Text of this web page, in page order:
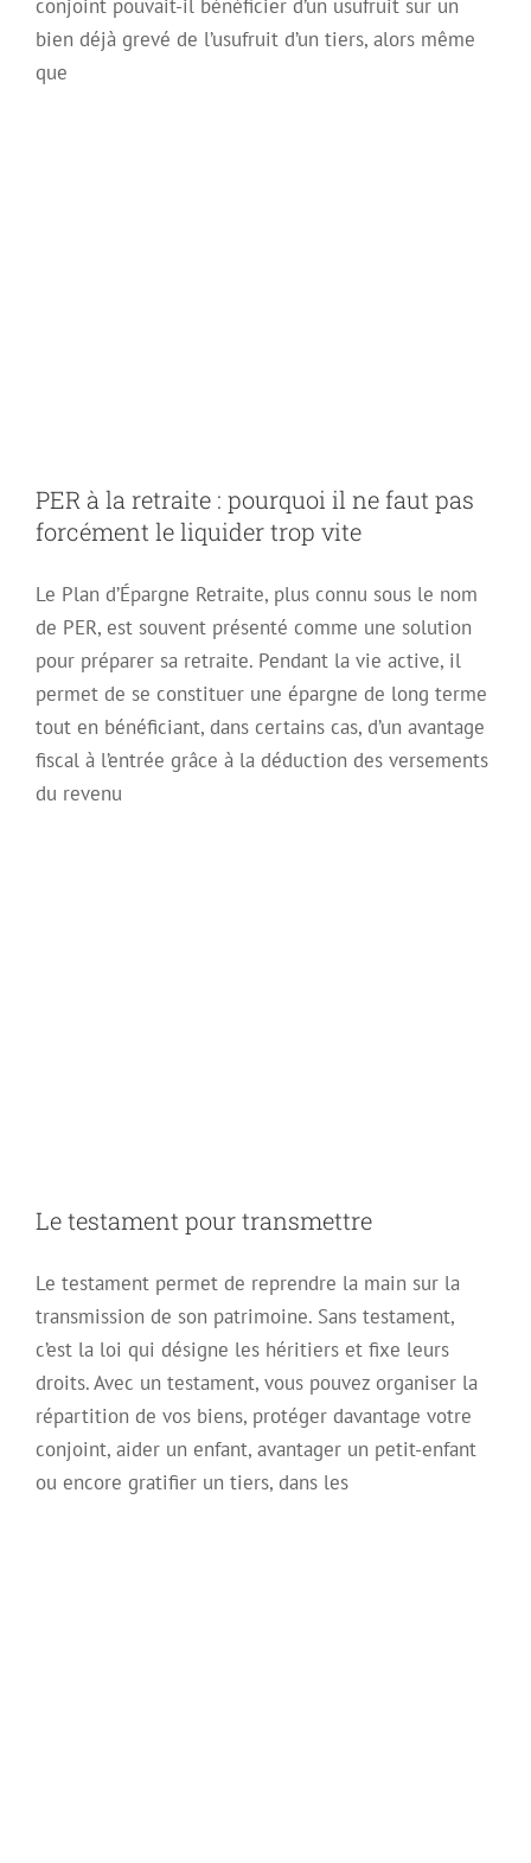
conjoint pouvait-il bénéficier d’un usufruit sur un
bien déjà grevé de l’usufruit d’un tiers, alors même
que
PER à la retraite : pourquoi il ne faut pas
forcément le liquider trop vite
Le Plan d’Épargne Retraite, plus connu sous le nom
de PER, est souvent présenté comme une solution
pour préparer sa retraite. Pendant la vie active, il
permet de se constituer une épargne de long terme
tout en bénéficiant, dans certains cas, d’un avantage
fiscal à l’entrée grâce à la déduction des versements
du revenu
Le testament pour transmettre
Le testament permet de reprendre la main sur la
transmission de son patrimoine. Sans testament,
c’est la loi qui désigne les héritiers et fixe leurs
droits. Avec un testament, vous pouvez organiser la
répartition de vos biens, protéger davantage votre
conjoint, aider un enfant, avantager un petit-enfant
ou encore gratifier un tiers, dans les